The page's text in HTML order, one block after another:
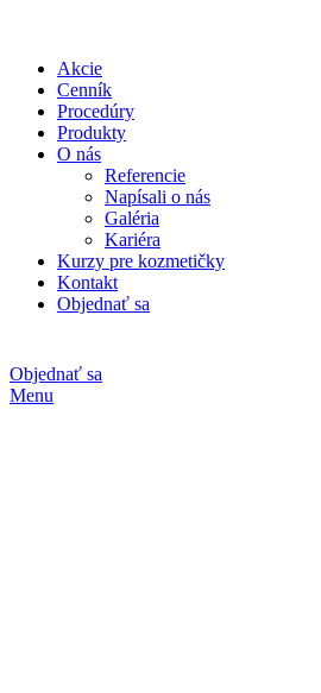
Akcie
Cenník
Procedúry
Produkty
O nás
Referencie
Napísali o nás
Galéria
Kariéra
Kurzy pre kozmetičky
Kontakt
Objednať sa
Objednať sa
Menu